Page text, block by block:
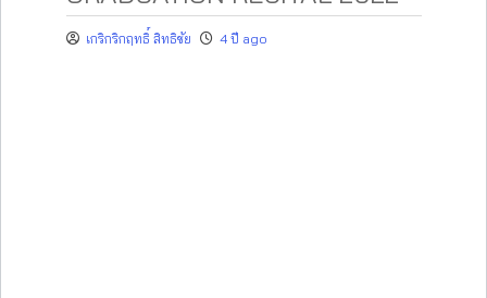
เกริกริกฤทธิ์ สิทธิชัย 4 ปี ago